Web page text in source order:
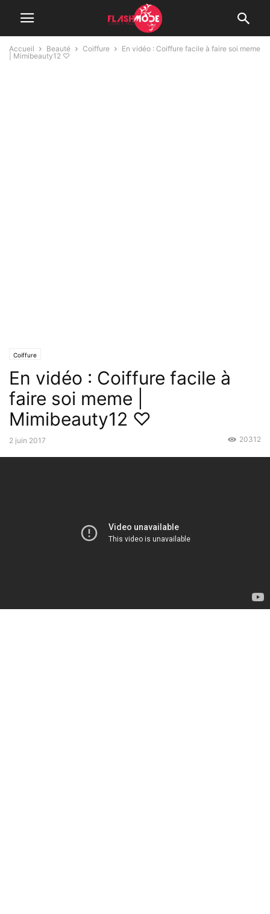
Accueil Beauté Coiffure
En vidéo : Coiffure facile à faire soi meme
| Mimibeauty12 ♡
Coiffure
En vidéo : Coiffure facile à
faire soi meme |
Mimibeauty12 ♡
2 juin 2017 20312